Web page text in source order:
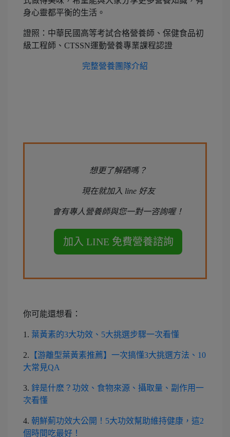
身心靈都平衡的生活。
證照：中華民國高等考試合格營養師、保健食品初
級工程師、CTSSN運動營養專業課程認證
完整營養團隊介紹
想更了解硒嗎？
現在就加入 line 好友
會有專人營養師與您一對一咨詢喔！
你可能還想看：
1. 葉黃素的3大功效、5大挑選步驟一次看懂
2. 【游離型葉黃素推薦】一次搞懂3大挑選方法、10
大常見QA
3. 鋅是什麽？功效、食物來源、攝取量、副作用一
次看懂
4. 朝鮮薊功效大公開！5大功效幫助維持健康，這2
個時間吃最好！